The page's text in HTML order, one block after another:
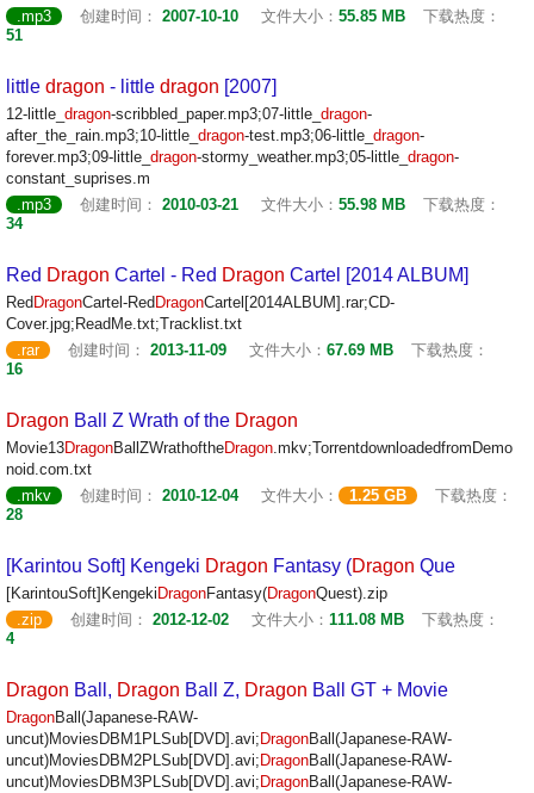
.mp3
创建时间： 2007-10-10 文件大小： 55.85 MB
下载热度：
51
little dragon - little dragon [2007]
12-little_ dragon-scribbled_paper.mp3;07-little_ dragon-
after_the_rain.mp3;10-little_ dragon-test.mp3;06-little_ dragon-
forever.mp3;09-little_ dragon-stormy_weather.mp3;05-little_ dragon-
constant_suprises.m
.mp3
创建时间： 2010-03-21 文件大小： 55.98 MB
下载热度：
34
Red Dragon Cartel - Red Dragon Cartel [2014 ALBUM]
Red DragonCartel-Red DragonCartel[2014ALBUM].rar;CD-
Cover.jpg;ReadMe.txt;Tracklist.txt
.rar
创建时间： 2013-11-09 文件大小： 67.69 MB
下载热度：
16
Dragon Ball Z Wrath of the Dragon
Movie13DragonBallZWrathoftheDragon.mkv;TorrentdownloadedfromDemo
noid.com.txt
.mkv
创建时间： 2010-12-04 文件大小： 1.25 GB
下载热度：
28
[Karintou Soft] Kengeki Dragon Fantasy (Dragon Que
[KarintouSoft]Kengeki DragonFantasy(DragonQuest).zip
.zip
创建时间： 2012-12-02 文件大小： 111.08 MB
下载热度：
4
Dragon Ball, Dragon Ball Z, Dragon Ball GT + Movie
DragonBall(Japanese-RAW-
uncut)MoviesDBM1PLSub[DVD].avi; DragonBall(Japanese-RAW-
uncut)MoviesDBM2PLSub[DVD].avi; DragonBall(Japanese-RAW-
uncut)MoviesDBM3PLSub[DVD].avi; DragonBall(Japanese-RAW-